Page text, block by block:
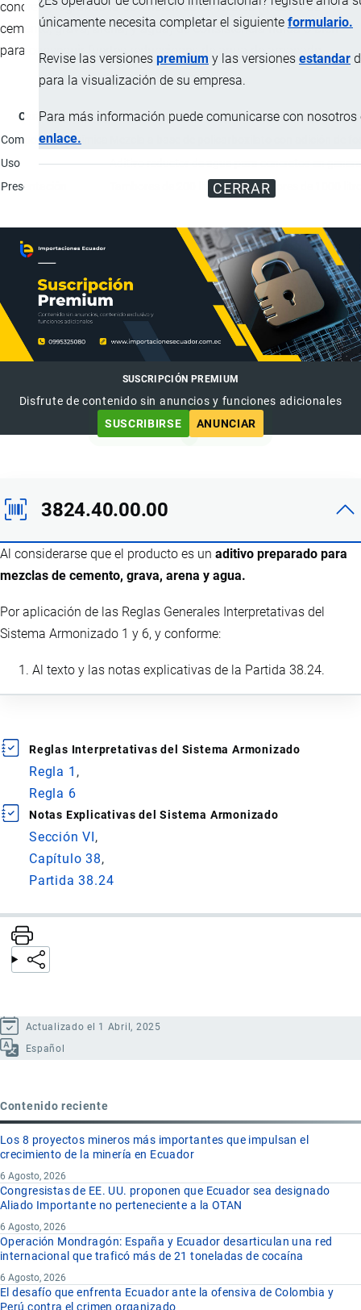
únicamente necesita completar el siguiente formulario.
Revise las versiones premium y las versiones estandar
para la visualización de su empresa.
Para más información puede comunicarse con nosotros
enlace.
CERRAR
concreto, logrando la obtención de concretos (mezcla de
cemento, grava, arena, y agua) de consistencia fluida o bien
para conseguir fuertes reducciones de agua de amasado.
Característica
Composición química
Uso
Aditivo reductor de agua para concretos en
Presentación
Tambores de 200 litros; Contenedores de 1000
SUSCRIPCIÓN PREMIUM
Disfrute de contenido sin anuncios y funciones adicionales
SUSCRIBIRSE
ANUNCIAR
3824.40.00.00
Al considerarse que el producto es un aditivo preparado para
mezclas de cemento, grava, arena y agua.
Por aplicación de las Reglas Generales Interpretativas del
Sistema Armonizado 1 y 6, y conforme:
Al texto y las notas explicativas de la Partida 38.24.
Reglas Interpretativas del Sistema Armonizado
Regla 1
Regla 6
Notas Explicativas del Sistema Armonizado
Sección VI
Capítulo 38
Partida 38.24
Actualizado el 1 Abril, 2025
Español
Contenido reciente
Los 8 proyectos mineros más importantes que impulsan el
crecimiento de la minería en Ecuador
6 Agosto, 2026
Congresistas de EE. UU. proponen que Ecuador sea designado
Aliado Importante no perteneciente a la OTAN
6 Agosto, 2026
Operación Mondragón: España y Ecuador desarticulan una red
internacional que traficó más de 21 toneladas de cocaína
6 Agosto, 2026
El desafío que enfrenta Ecuador ante la ofensiva de Colombia y
Perú contra el crimen organizado